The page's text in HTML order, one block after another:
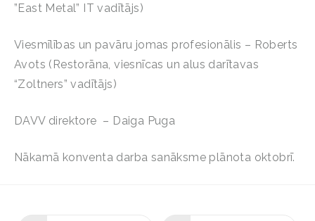
”East Metal” IT vadītājs)
Viesmīlības un pavāru jomas profesionālis – Roberts
Avots (Restorāna, viesnīcas un alus darītavas
“Zoltners” vadītājs)
DAVV direktore – Daiga Puga
Nākamā konventa darba sanāksme plānota oktobrī.